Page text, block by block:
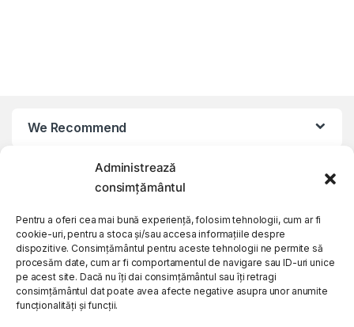
Administrează
consimțământul
Pentru a oferi cea mai bună experiență, folosim tehnologii, cum ar fi
cookie-uri, pentru a stoca și/sau accesa informațiile despre
dispozitive. Consimțământul pentru aceste tehnologii ne permite să
procesăm date, cum ar fi comportamentul de navigare sau ID-uri unice
pe acest site. Dacă nu îți dai consimțământul sau îți retragi
consimțământul dat poate avea afecte negative asupra unor anumite
funcționalități și funcții.
We Recommend
My Account
Customer Care
About Us